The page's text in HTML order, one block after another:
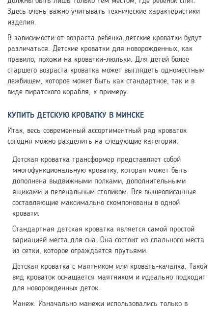
Здесь очень важно учитывать технические характеристики
изделия.
В зависимости от возраста ребенка детские кроватки будут
различаться. Детские кроватки для новорожденных, как
правило, похожи на кроватки-люльки. Для детей более
старшего возраста кроватка может выглядеть одноместным
лежбищем, которое может быть как стандартное, так и в
виде пиратского корабля, к примеру.
КУПИТЬ ДЕТСКУЮ КРОВАТКУ В МИНСКЕ
Итак, весь современный ассортиментный ряд кроваток
сегодня можно разделить на следующие категории:
Детская кроватка трансформер представляет собой
многофункциональную кроватку, которая может быть
дополнена выдвижными полками, дополнительными
ящиками и пеленальным столиком. Все вышеописанные
составляющие максимально скомпонованы в одной
кровати.
Стандартная детская кроватка является самой простой
вариацией места для сна. Она состоит из спального места
из сетки, которое ограждается прутьями.
Детская кроватка с маятником или кровать-качалка. Такой
вид кроваток оснащается маятником и идеально подходит
для новорожденных деток.
Манеж. Изначально манежи использовались только в